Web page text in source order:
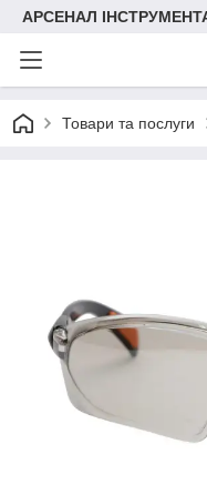
АРСЕНАЛ
Товари та послуги